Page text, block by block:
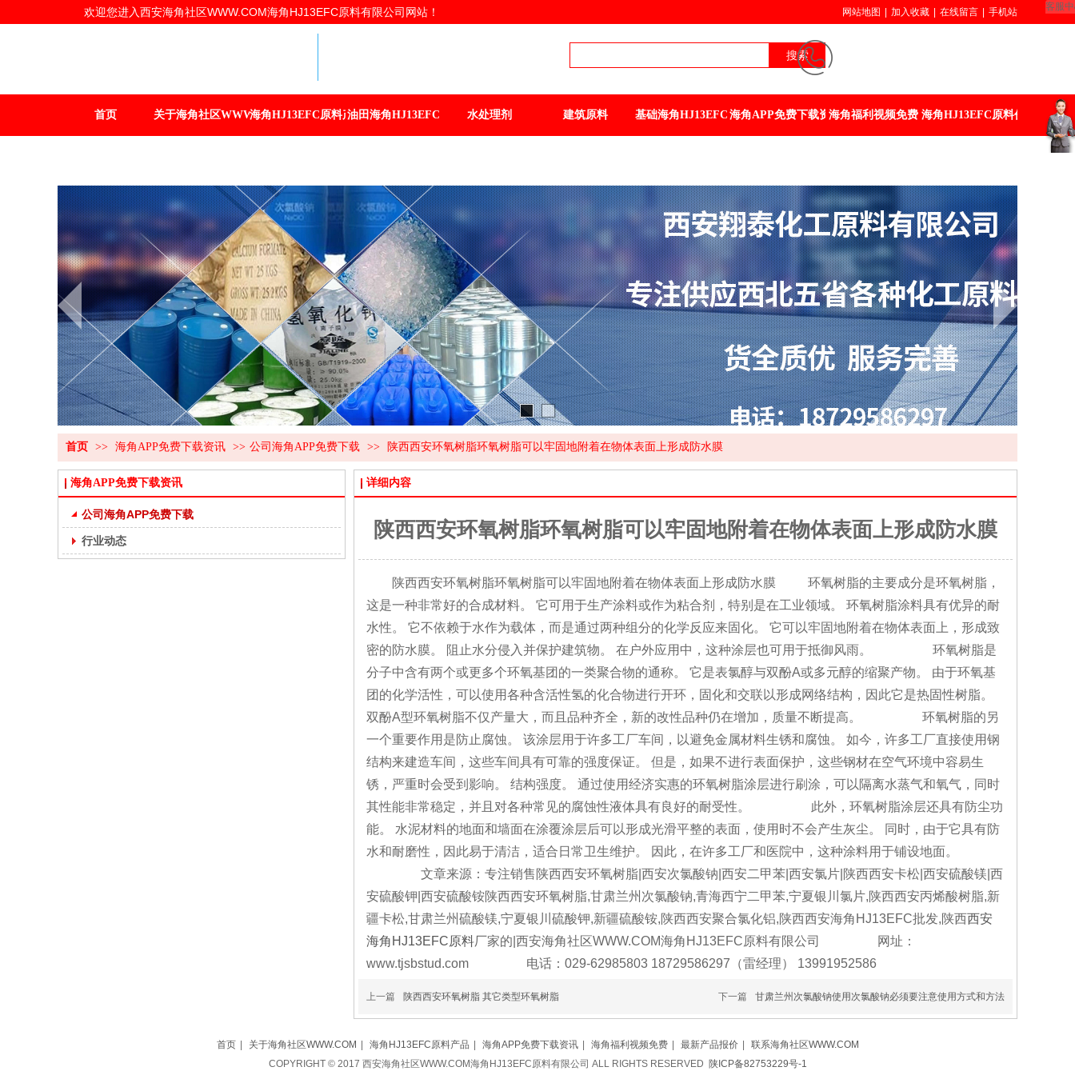
欢迎您进入西安海角社区WWW.COM海角HJ13EFC原料有限公司网站！
搜索
网站地图 加入收藏 在线留言 手机站
首页 关于海角社区WWW.COM海角HJ13EFC原料产品油田海角HJ13EFC 水处理剂 建筑原料 基础海角HJ13EFC 海角APP免费下载资讯海角福利视频免费 海角HJ13EFC原料价格
首页 >> 海角APP免费下载资讯 >> 公司海角APP免费下载 >> 陕西西安环氧树脂环氧树脂可以牢固地附着在物体表面上形成防水膜
海角APP免费下载资讯
公司海角APP免费下载
行业动态
详细内容
陕西西安环氧树脂环氧树脂可以牢固地附着在物体表面上形成防水膜
陕西西安环氧树脂环氧树脂可以牢固地附着在物体表面上形成防水膜 环氧树脂的主要成分是环氧树脂，
这是一种非常好的合成材料。 它可用于生产涂料或作为粘合剂，特别是在工业领域。 环氧树脂涂料具有优异的耐
水性。 它不依赖于水作为载体，而是通过两种组分的化学反应来固化。 它可以牢固地附着在物体表面上，形成致
密的防水膜。 阻止水分侵入并保护建筑物。 在户外应用中，这种涂层也可用于抵御风雨。 环氧树脂是
分子中含有两个或更多个环氧基团的一类聚合物的通称。 它是表氯醇与双酚A或多元醇的缩聚产物。 由于环氧基
团的化学活性，可以使用各种含活性氢的化合物进行开环，固化和交联以形成网络结构，因此它是热固性树脂。
双酚A型环氧树脂不仅产量大，而且品种齐全，新的改性品种仍在增加，质量不断提高。 环氧树脂的另
一个重要作用是防止腐蚀。 该涂层用于许多工厂车间，以避免金属材料生锈和腐蚀。 如今，许多工厂直接使用钢
结构来建造车间，这些车间具有可靠的强度保证。 但是，如果不进行表面保护，这些钢材在空气环境中容易生
锈，严重时会受到影响。 结构强度。 通过使用经济实惠的环氧树脂涂层进行刷涂，可以隔离水蒸气和氧气，同时
其性能非常稳定，并且对各种常见的腐蚀性液体具有良好的耐受性。 此外，环氧树脂涂层还具有防尘功
能。 水泥材料的地面和墙面在涂覆涂层后可以形成光滑平整的表面，使用时不会产生灰尘。 同时，由于它具有防
水和耐磨性，因此易于清洁，适合日常卫生维护。 因此，在许多工厂和医院中，这种涂料用于铺设地面。
文章来源：专注销售陕西西安环氧树脂|西安次氯酸钠|西安二甲苯|西安氯片|陕西西安卡松|西安硫酸镁|西
安硫酸钾|西安硫酸铵陕西西安环氧树脂,甘肃兰州次氯酸钠,青海西宁二甲苯,宁夏银川氯片,陕西西安丙烯酸树脂,新
疆卡松,甘肃兰州硫酸镁,宁夏银川硫酸钾,新疆硫酸铵,陕西西安聚合氯化铝,陕西西安海角HJ13EFC批发,陕西西安
海角HJ13EFC原料厂家的|西安海角社区WWW.COM海角HJ13EFC原料有限公司 网址：
www.tjsbstud.com 电话：029-62985803 18729586297（雷经理） 13991952586
上一篇 陕西西安环氧树脂 其它类型环氧树脂 下一篇 甘肃兰州次氯酸钠使用次氯酸钠必须要注意使用方式和方法
首页 关于海角社区WWW.COM 海角HJ13EFC原料产品 海角APP免费下载资讯 海角福利视频免费 最新产品报价
联系海角社区WWW.COM
COPYRIGHT © 2017 西安海角社区WWW.COM海角HJ13EFC原料有限公司 ALL RIGHTS RESERVED 陕ICP备82753229号-1
客服